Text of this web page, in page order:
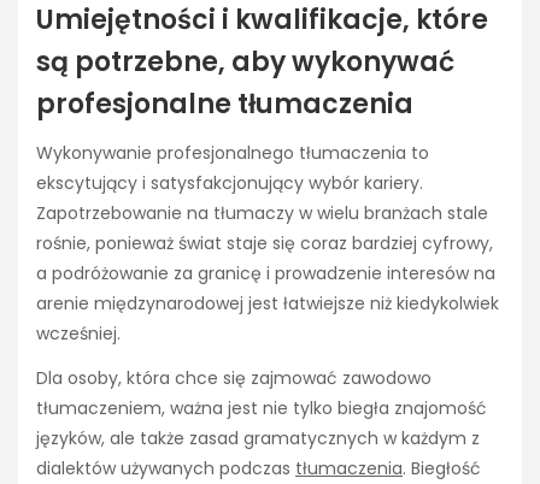
Umiejętności i kwalifikacje, które
są potrzebne, aby wykonywać
profesjonalne tłumaczenia
Wykonywanie profesjonalnego tłumaczenia to
ekscytujący i satysfakcjonujący wybór kariery.
Zapotrzebowanie na tłumaczy w wielu branżach stale
rośnie, ponieważ świat staje się coraz bardziej cyfrowy,
a podróżowanie za granicę i prowadzenie interesów na
arenie międzynarodowej jest łatwiejsze niż kiedykolwiek
wcześniej.
Dla osoby, która chce się zajmować zawodowo
tłumaczeniem, ważna jest nie tylko biegła znajomość
języków, ale także zasad gramatycznych w każdym z
dialektów używanych podczas tłumaczenia. Biegłość